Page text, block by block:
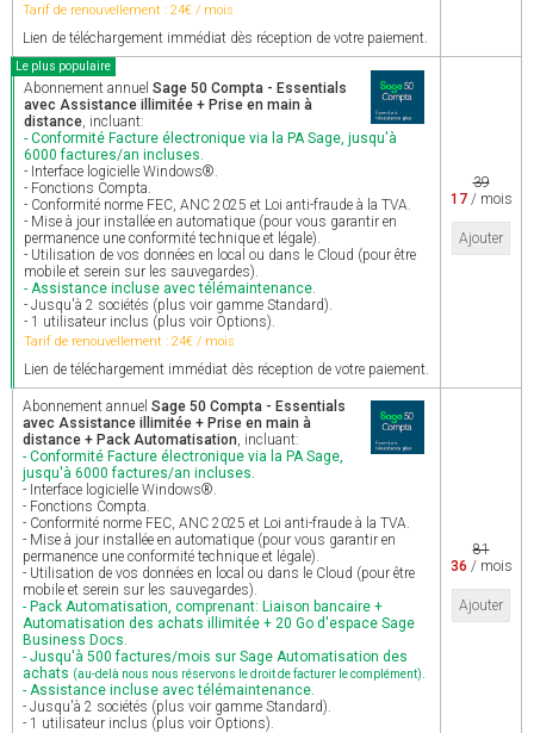
Tarif de renouvellement : 24€ / mois
Lien de téléchargement immédiat dès réception de votre paiement.
Le plus populaire
Abonnement annuel Sage 50 Compta - Essentials
avec Assistance illimitée + Prise en main à
distance, incluant:
- Conformité Facture électronique via la PA Sage, jusqu'à
6000 factures/an incluses.
- Interface logicielle Windows®.
- Fonctions Compta.
- Conformité norme FEC, ANC 2025 et Loi anti-fraude à la TVA.
- Mise à jour installée en automatique (pour vous garantir en
permanence une conformité technique et légale).
- Utilisation de vos données en local ou dans le Cloud (pour être
mobile et serein sur les sauvegardes).
- Assistance incluse avec télémaintenance.
- Jusqu'à 2 sociétés (plus voir gamme Standard).
- 1 utilisateur inclus (plus voir Options).
Tarif de renouvellement : 24€ / mois
Lien de téléchargement immédiat dès réception de votre paiement.
39
17/ mois
Ajouter
Abonnement annuel Sage 50 Compta - Essentials
avec Assistance illimitée + Prise en main à
distance + Pack Automatisation, incluant:
- Conformité Facture électronique via la PA Sage,
jusqu'à 6000 factures/an incluses.
- Interface logicielle Windows®.
- Fonctions Compta.
- Conformité norme FEC, ANC 2025 et Loi anti-fraude à la TVA.
- Mise à jour installée en automatique (pour vous garantir en
permanence une conformité technique et légale).
- Utilisation de vos données en local ou dans le Cloud (pour être
mobile et serein sur les sauvegardes).
- Pack Automatisation, comprenant: Liaison bancaire +
Automatisation des achats illimitée + 20 Go d'espace Sage
Business Docs.
- Jusqu'à 500 factures/mois sur Sage Automatisation des
achats (au-delà nous nous réservons le droit de facturer le complément).
- Assistance incluse avec télémaintenance.
- Jusqu'à 2 sociétés (plus voir gamme Standard).
- 1 utilisateur inclus (plus voir Options).
81
36 / mois
Ajouter